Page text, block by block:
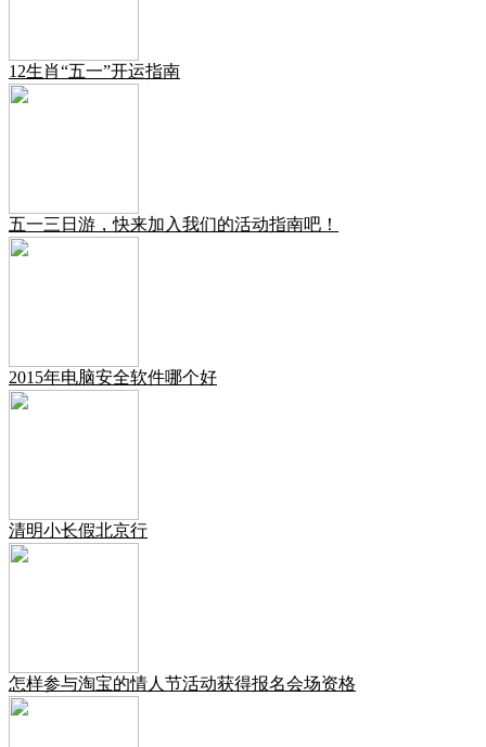
12生肖“五一”开运指南
五一三日游，快来加入我们的活动指南吧！
2015年电脑安全软件哪个好
清明小长假北京行
怎样参与淘宝的情人节活动获得报名会场资格